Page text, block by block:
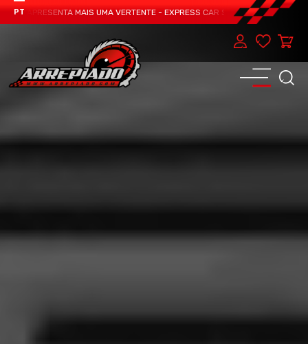
PT
APRESENTA MAIS UMA VERTENTE - EXPRESS CAR SERVICE, MANUTENÇÃO